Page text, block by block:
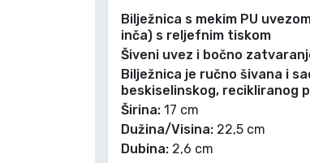
Bilježnica s mekim PU
inča) s reljefnim tiskom
Šiveni uvez i bočno
Bilježnica je ručno šivana i
beskiselinskog, recikliranog
Širina: 17 cm
Dužina/Visina: 22,5 cm
Dubina: 2,6 cm
Vrste proizvoda